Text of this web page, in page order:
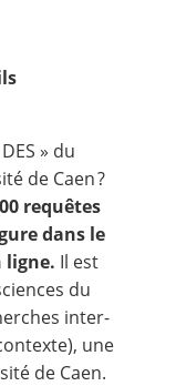
» du
de Caen ?
requêtes
dans le
ligne. Il est
du
inter-
une
de Caen.